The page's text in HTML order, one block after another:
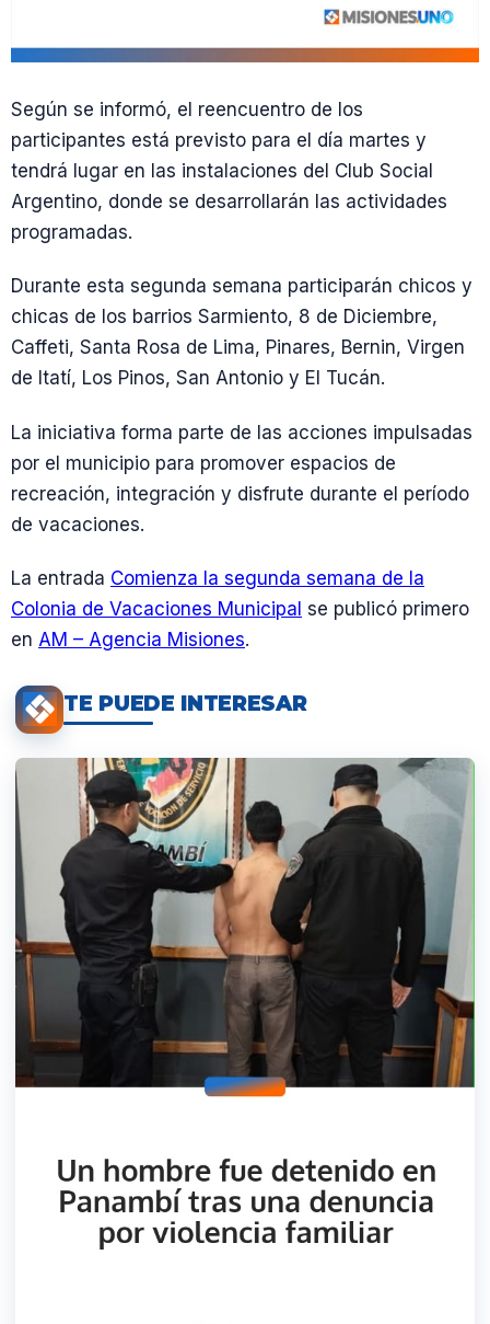
Según se informó, el reencuentro de los
participantes está previsto para el día martes y
tendrá lugar en las instalaciones del Club Social
Argentino, donde se desarrollarán las actividades
programadas.
Durante esta segunda semana participarán chicos y
chicas de los barrios Sarmiento, 8 de Diciembre,
Caffeti, Santa Rosa de Lima, Pinares, Bernin, Virgen
de Itatí, Los Pinos, San Antonio y El Tucán.
La iniciativa forma parte de las acciones impulsadas
por el municipio para promover espacios de
recreación, integración y disfrute durante el período
de vacaciones.
La entrada Comienza la segunda semana de la
Colonia de Vacaciones Municipal se publicó primero
en AM – Agencia Misiones.
TE PUEDE INTERESAR